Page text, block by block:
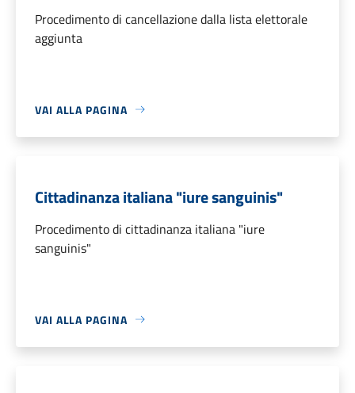
Procedimento di cancellazione dalla lista elettorale
aggiunta
VAI ALLA PAGINA
Cittadinanza italiana "iure sanguinis"
Procedimento di cittadinanza italiana "iure
sanguinis"
VAI ALLA PAGINA